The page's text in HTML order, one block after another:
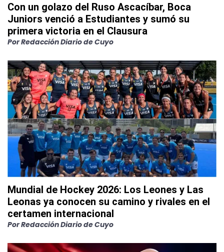
Con un golazo del Ruso Ascacíbar, Boca
Juniors venció a Estudiantes y sumó su
primera victoria en el Clausura
PorRedacción Diario de Cuyo
Mundial de Hockey 2026: Los Leones y Las
Leonas ya conocen su camino y rivales en el
certamen internacional
PorRedacción Diario de Cuyo